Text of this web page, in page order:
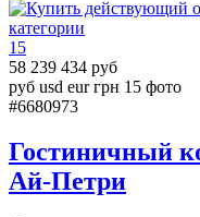
15
58 239 434 руб
руб usd eur грн 15 фото
#6680973
Гостиничный
Ай-Петри